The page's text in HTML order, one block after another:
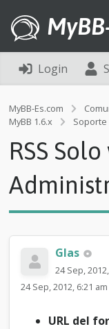
Login
MyBB-Es.com
MyBB 1.6.x
Soporte
RSS
Glas
24 Sep,
24 Sep, 2012, 6:21
URL del